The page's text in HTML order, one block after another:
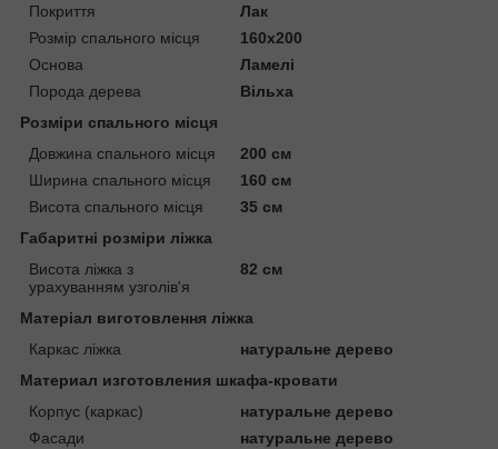
Покриття
Лак
Розмір спального місця
160х200
Основа
Ламелі
Порода дерева
Вільха
Розміри спального місця
Довжина спального місця
200 см
Ширина спального місця
160 см
Висота спального місця
35 см
Габаритні розміри ліжка
Висота ліжка з
урахуванням узголів'я
82 см
Матеріал виготовлення ліжка
Каркас ліжка
натуральне дерево
Материал изготовления шкафа-кровати
Корпус (каркас)
натуральне дерево
Фасади
натуральне дерево